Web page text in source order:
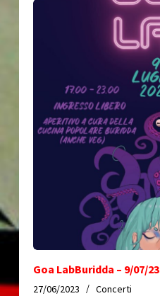
Goa LabBuridda – 9/07/23
27/06/2023 Concerti